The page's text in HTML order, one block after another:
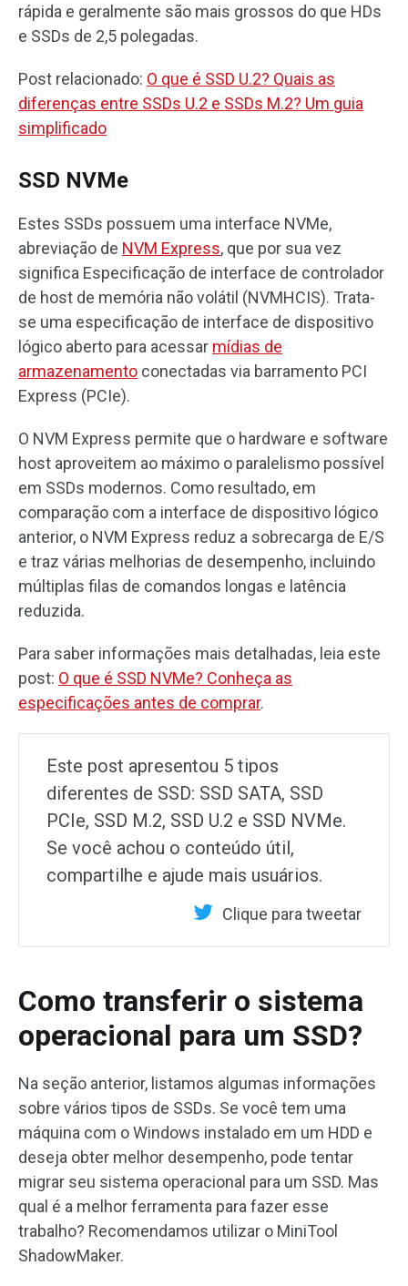
rápida e geralmente são mais grossos do que HDs
e SSDs de 2,5 polegadas.
Post relacionado: O que é SSD U.2? Quais as
diferenças entre SSDs U.2 e SSDs M.2? Um guia
simplificado
SSD NVMe
Estes SSDs possuem uma interface NVMe,
abreviação de NVM Express, que por sua vez
significa Especificação de interface de controlador
de host de memória não volátil (NVMHCIS). Trata-
se uma especificação de interface de dispositivo
lógico aberto para acessar mídias de
armazenamento conectadas via barramento PCI
Express (PCIe).
O NVM Express permite que o hardware e software
host aproveitem ao máximo o paralelismo possível
em SSDs modernos. Como resultado, em
comparação com a interface de dispositivo lógico
anterior, o NVM Express reduz a sobrecarga de E/S
e traz várias melhorias de desempenho, incluindo
múltiplas filas de comandos longas e latência
reduzida.
Para saber informações mais detalhadas, leia este
post: O que é SSD NVMe? Conheça as
especificações antes de comprar.
Este post apresentou 5 tipos
diferentes de SSD: SSD SATA, SSD
PCIe, SSD M.2, SSD U.2 e SSD NVMe.
Se você achou o conteúdo útil,
compartilhe e ajude mais usuários.
Clique para tweetar
Como transferir o sistema
operacional para um SSD?
Na seção anterior, listamos algumas informações
sobre vários tipos de SSDs. Se você tem uma
máquina com o Windows instalado em um HDD e
deseja obter melhor desempenho, pode tentar
migrar seu sistema operacional para um SSD. Mas
qual é a melhor ferramenta para fazer esse
trabalho? Recomendamos utilizar o MiniTool
ShadowMaker.